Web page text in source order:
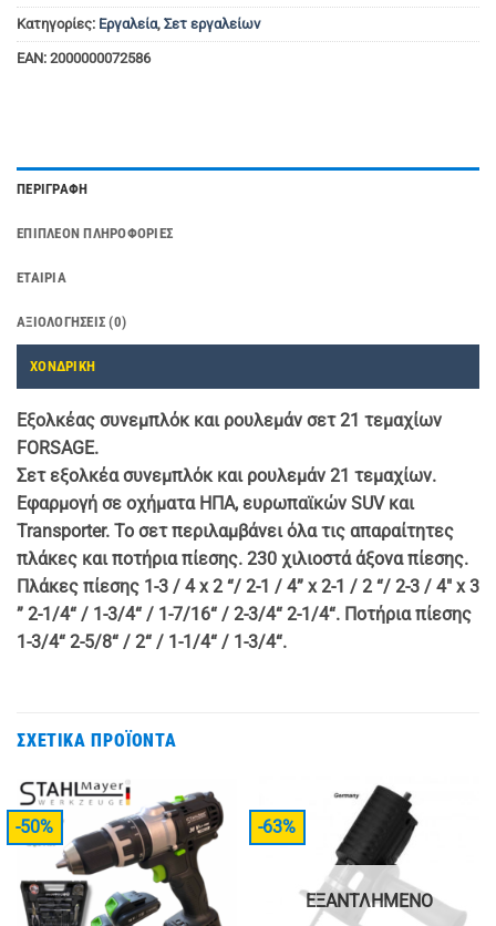
Κατηγορίες: Εργαλεία, Σετ εργαλείων
EAN: 2000000072586
ΠΕΡΙΓΡΑΦΉ
ΕΠΙΠΛΈΟΝ ΠΛΗΡΟΦΟΡΊΕΣ
ΕΤΑΙΡΊΑ
ΑΞΙΟΛΟΓΉΣΕΙΣ (0)
ΧΟΝΔΡΙΚΗ
Εξολκέας συνεμπλόκ και ρουλεμάν σετ 21 τεμαχίων
FORSAGE.
Σετ εξολκέα συνεμπλόκ και ρουλεμάν 21 τεμαχίων.
Εφαρμογή σε οχήματα ΗΠΑ, ευρωπαϊκών SUV και
Transporter. Το σετ περιλαμβάνει όλα τις απαραίτητες
πλάκες και ποτήρια πίεσης. 230 χιλιοστά άξονα πίεσης.
Πλάκες πίεσης 1-3 / 4 x 2 “/ 2-1 / 4” x 2-1 / 2 “/ 2-3 / 4″ x 3
” 2-1/4“ / 1-3/4“ / 1-7/16“ / 2-3/4“ 2-1/4“. Ποτήρια πίεσης
1-3/4“ 2-5/8“ / 2“ / 1-1/4“ / 1-3/4“.
ΣΧΕΤΙΚΆ ΠΡΟΪΌΝΤΑ
-50% -63%
ΕΞΑΝΤΛΗΜΈΝΟ